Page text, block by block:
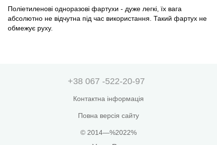
Поліетиленові одноразові фартухи - дуже легкі, їх вага
абсолютно не відчутна під час використання. Такий фартух не
обмежує руху.
+38 067 -522-20-97
Контактна інформація
Повна версія сайту
© 2014—%2022%